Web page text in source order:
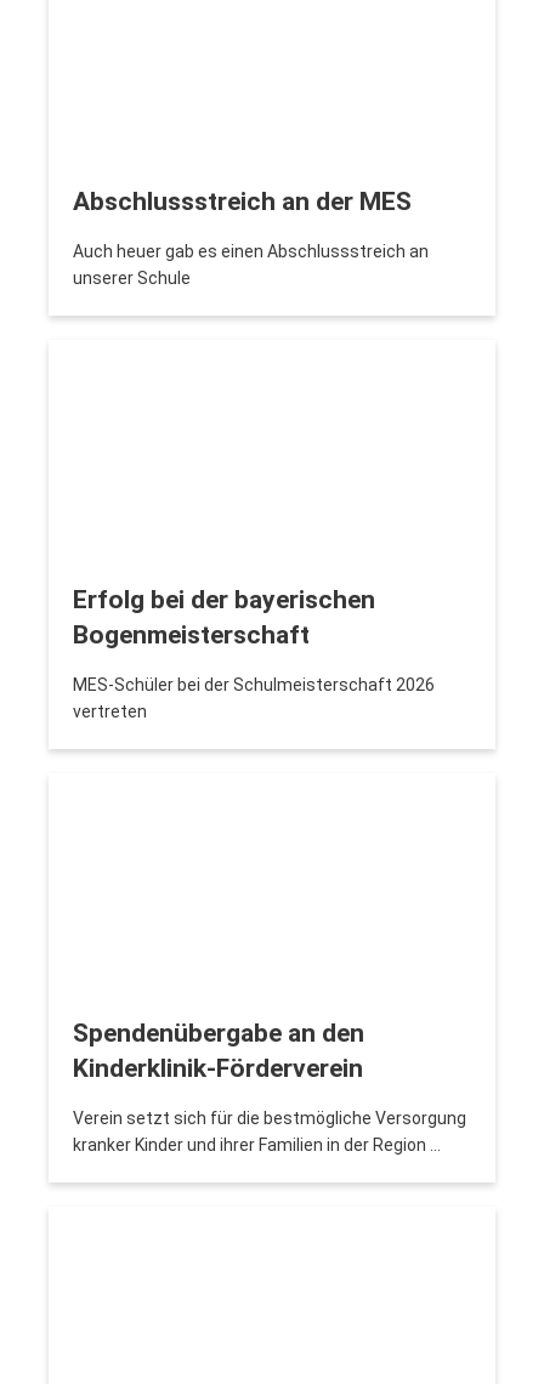
Abschlussstreich an der MES
Auch heuer gab es einen Abschlussstreich an
unserer Schule
Erfolg bei der bayerischen
Bogenmeisterschaft
MES-Schüler bei der Schulmeisterschaft 2026
vertreten
Spendenübergabe an den
Kinderklinik-Förderverein
Verein setzt sich für die bestmögliche Versorgung
kranker Kinder und ihrer Familien in der Region …